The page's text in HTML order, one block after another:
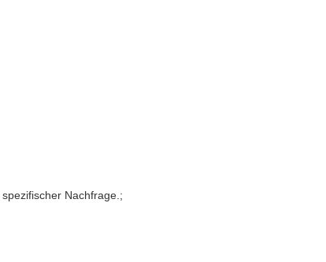
Nachfrage.;